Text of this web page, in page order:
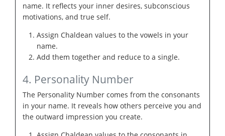
name. It reflects your inner desires, subconscious
motivations, and true self.
Assign Chaldean values to the vowels in your
name.
Add them together and reduce to a single.
4. Personality Number
The Personality Number comes from the consonants
in your name. It reveals how others perceive you and
the outward impression you create.